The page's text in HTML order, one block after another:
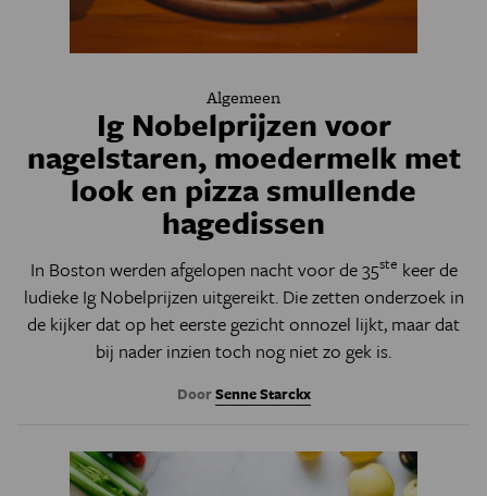
Algemeen
Ig Nobelprijzen voor
nagelstaren, moedermelk met
look en pizza smullende
hagedissen
In Boston werden afgelopen nacht voor de 35ste keer de
ludieke Ig Nobelprijzen uitgereikt. Die zetten onderzoek in
de kijker dat op het eerste gezicht onnozel lijkt, maar dat
bij nader inzien toch nog niet zo gek is.
DoorSenne Starckx